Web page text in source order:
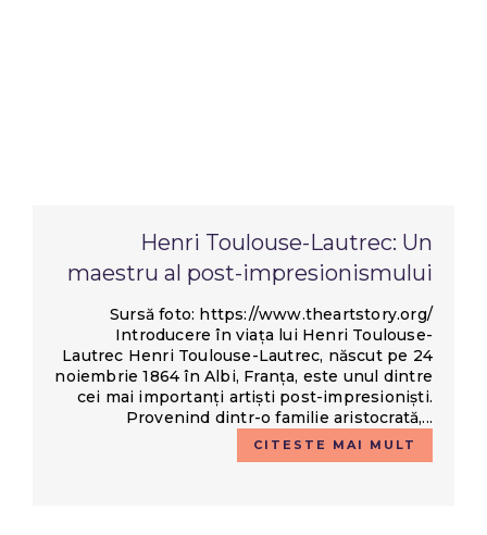
Henri Toulouse-Lautrec: Un
maestru al post-impresionismului
Sursă foto: https://www.theartstory.org/
Introducere în viața lui Henri Toulouse-
Lautrec Henri Toulouse-Lautrec, născut pe 24
noiembrie 1864 în Albi, Franța, este unul dintre
cei mai importanți artiști post-impresioniști.
Provenind dintr-o familie aristocrată,...
CITESTE MAI MULT